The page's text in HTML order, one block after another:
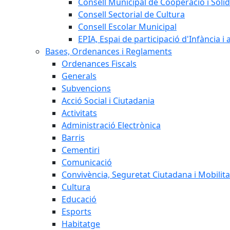
Consell Sectorial de Cultura
Consell Escolar Municipal
EPIA, Espai de participació d'Infància i
Bases, Ordenances i Reglaments
Ordenances Fiscals
Generals
Subvencions
Acció Social i Ciutadania
Activitats
Administració Electrònica
Barris
Cementiri
Comunicació
Convivència, Seguretat Ciutadana i
Cultura
Educació
Esports
Habitatge